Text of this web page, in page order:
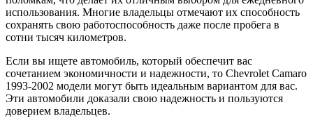
использования. Многие владельцы отмечают их способность
сохранять свою работоспособность даже после пробега в
сотни тысяч километров.
Если вы ищете автомобиль, который обеспечит вас
сочетанием экономичности и надежности, то Chevrolet Camaro
1993-2002 модели могут быть идеальным вариантом для вас.
Эти автомобили доказали свою надежность и пользуются
доверием владельцев.